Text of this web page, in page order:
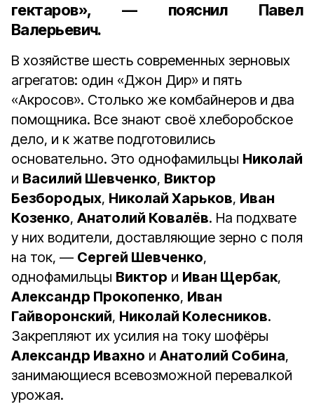
гектаров», — пояснил Павел
Валерьевич.
В хозяйстве шесть современных зерновых
агрегатов: один «Джон Дир» и пять
«Акросов». Столько же комбайнеров и два
помощника. Все знают своё хлеборобское
дело, и к жатве подготовились
основательно. Это однофамильцы Николай
и Василий Шевченко, Виктор
Безбородых, Николай Харьков, Иван
Козенко, Анатолий Ковалёв. На подхвате
у них водители, доставляющие зерно с поля
на ток, — Сергей Шевченко,
однофамильцы Виктор и Иван Щербак,
Александр Прокопенко, Иван
Гайворонский, Николай Колесников.
Закрепляют их усилия на току шофёры
Александр Ивахно и Анатолий Собина,
занимающиеся всевозможной перевалкой
урожая.